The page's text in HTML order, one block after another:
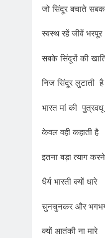
जो सिंदूर बचाते
स्वस्थ रहें जीवें भरपूर
सबके सिंदूरों की
निज सिंदूर लुटाती है
भारत मां की पुत्रवधू
केवल वही कहाती है
इतना बड़ा त्याग
धैर्य भारती क्यों धारे
चुनचुनकर और
क्यों आतंकी ना मारे